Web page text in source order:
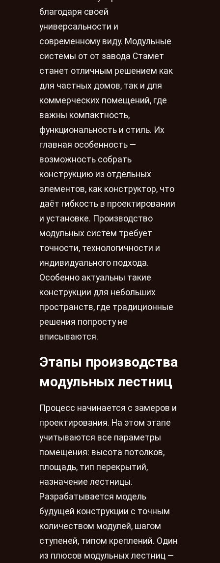
благодаря своей
универсальности и
современному виду. Модульные
системы от от завода Стамет
станет отличным решением как
для частных домов, так и для
коммерческих помещений, где
важны компактность,
функциональность и стиль. Их
главная особенность —
возможность собрать
конструкцию из отдельных
элементов, как конструктор, что
даёт гибкость в проектировании
и установке. Производство
модульных систем требует
точности, технологичности и
индивидуального подхода.
Особенно актуальны такие
конструкции для небольших
пространств, где традиционные
решения попросту не
вписываются.
Этапы производства
модульных лестниц
Процесс начинается с замеров и
проектирования. На этом этапе
учитываются все параметры
помещения: высота потолков,
площадь, тип перекрытий,
назначение лестницы.
Разрабатывается модель
будущей конструкции с точным
количеством модулей, шагом
ступеней, типом креплений. Один
из плюсов модульных лестниц —